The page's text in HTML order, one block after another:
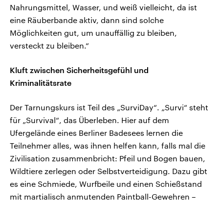
Nahrungsmittel, Wasser, und weiß vielleicht, da ist
eine Räuberbande aktiv, dann sind solche
Möglichkeiten gut, um unauffällig zu bleiben,
versteckt zu bleiben.“
Kluft zwischen Sicherheitsgefühl und
Kriminalitätsrate
Der Tarnungskurs ist Teil des „SurviDay“. „Survi“ steht
für „Survival“, das Überleben. Hier auf dem
Ufergelände eines Berliner Badesees lernen die
Teilnehmer alles, was ihnen helfen kann, falls mal die
Zivilisation zusammenbricht: Pfeil und Bogen bauen,
Wildtiere zerlegen oder Selbstverteidigung. Dazu gibt
es eine Schmiede, Wurfbeile und einen Schießstand
mit martialisch anmutenden Paintball-Gewehren –